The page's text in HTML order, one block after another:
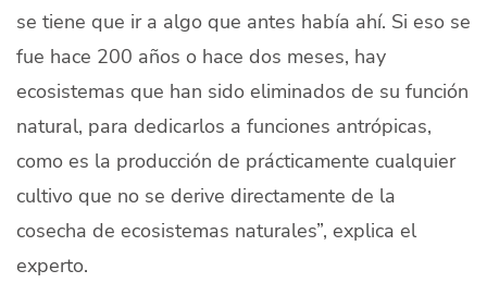
se tiene que ir a algo que antes había ahí. Si eso se
fue hace 200 años o hace dos meses, hay
ecosistemas que han sido eliminados de su función
natural, para dedicarlos a funciones antrópicas,
como es la producción de prácticamente cualquier
cultivo que no se derive directamente de la
cosecha de ecosistemas naturales”, explica el
experto.